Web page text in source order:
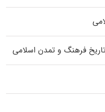
فرهنگ و تمدن اسلامی